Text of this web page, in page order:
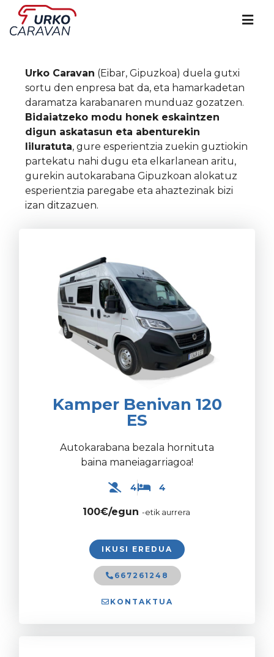
Urko Caravan (Eibar, Gipuzkoa) duela gutxi
sortu den enpresa bat da, eta hamarkadetan
daramatza karabanaren munduaz gozatzen.
Bidaiatzeko modu honek eskaintzen
digun askatasun eta abenturekin
liluratuta, gure esperientzia zuekin guztiokin
partekatu nahi dugu eta elkarlanean aritu,
gurekin autokarabana Gipuzkoan alokatuz
esperientzia paregabe eta ahaztezinak bizi
izan ditzazuen.
Kamper Benivan 120
ES
Autokarabana bezala hornituta
baina maneiagarriagoa!
4 4
100€/egun -etik aurrera
IKUSI EREDUA
667261248
KONTAKTUA